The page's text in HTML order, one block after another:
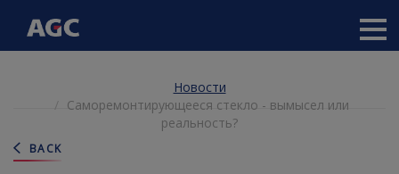
основному
Новости
Саморемонтирующееся стекло - вымысел или
реальность?
BACK